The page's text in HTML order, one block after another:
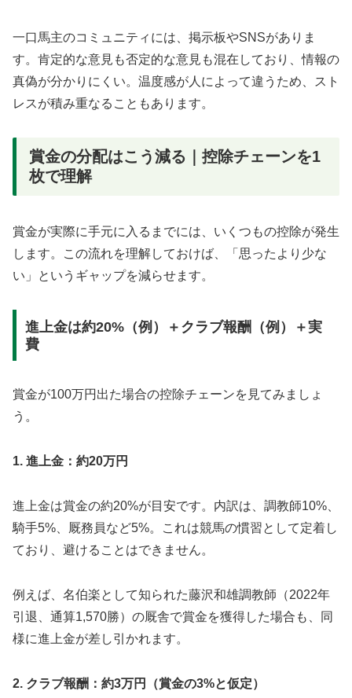
一口馬主のコミュニティには、掲示板やSNSがありま
す。肯定的な意見も否定的な意見も混在しており、情報の
真偽が分かりにくい。温度感が人によって違うため、スト
レスが積み重なることもあります。
賞金の分配はこう減る｜控除チェーンを1
枚で理解
賞金が実際に手元に入るまでには、いくつもの控除が発生
します。この流れを理解しておけば、「思ったより少な
い」というギャップを減らせます。
進上金は約20%（例）＋クラブ報酬（例）＋実
費
賞金が100万円出た場合の控除チェーンを見てみましょ
う。
1. 進上金：約20万円
進上金は賞金の約20%が目安です。内訳は、調教師10%、
騎手5%、厩務員など5%。これは競馬の慣習として定着し
ており、避けることはできません。
例えば、名伯楽として知られた藤沢和雄調教師（2022年
引退、通算1,570勝）の厩舎で賞金を獲得した場合も、同
様に進上金が差し引かれます。
2. クラブ報酬：約3万円（賞金の3%と仮定）